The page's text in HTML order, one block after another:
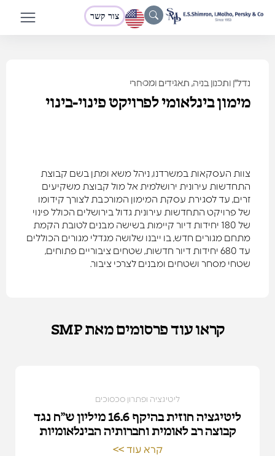
צור קשר
נדל"ן ותכנון בניה, תאגידים ומסחרי
מימון בינלאומי לפרויקט פינוי-בינוי
צוות העסקאות במשרדנו, ניהל משא ומתן בשם קבוצת
התחדשות עירונית ירושלמית אל מול קבוצת משקיעים
זרים, עד לסגירת עסקת המימון המורכבת לצורך קידומו
של פרויקט התחדשות עירונית גדול בירושלים הכולל פינוי
של 180 יחידות דיור קיימות בשישה מבנים לטובת הקמת
מתחם מגורים חדש, בו ייבנו שלושה מגדלי מגורים הכוללים
עד 680 יחידות דיור חדשות, שטחים ציבוריים פתוחים,
שטחי מסחר ושטחים ומבנים לצרכי ציבור.
קראו עוד פרסומים מאת SMP
ליטיגציה ופתרון סכסוכים
ליטיגציה חוזית בהיקף 16.6 מיליון ש״ח נגד
קבוצה רב לאומית וחברותיה הבינלאומיות
קרא עוד >>